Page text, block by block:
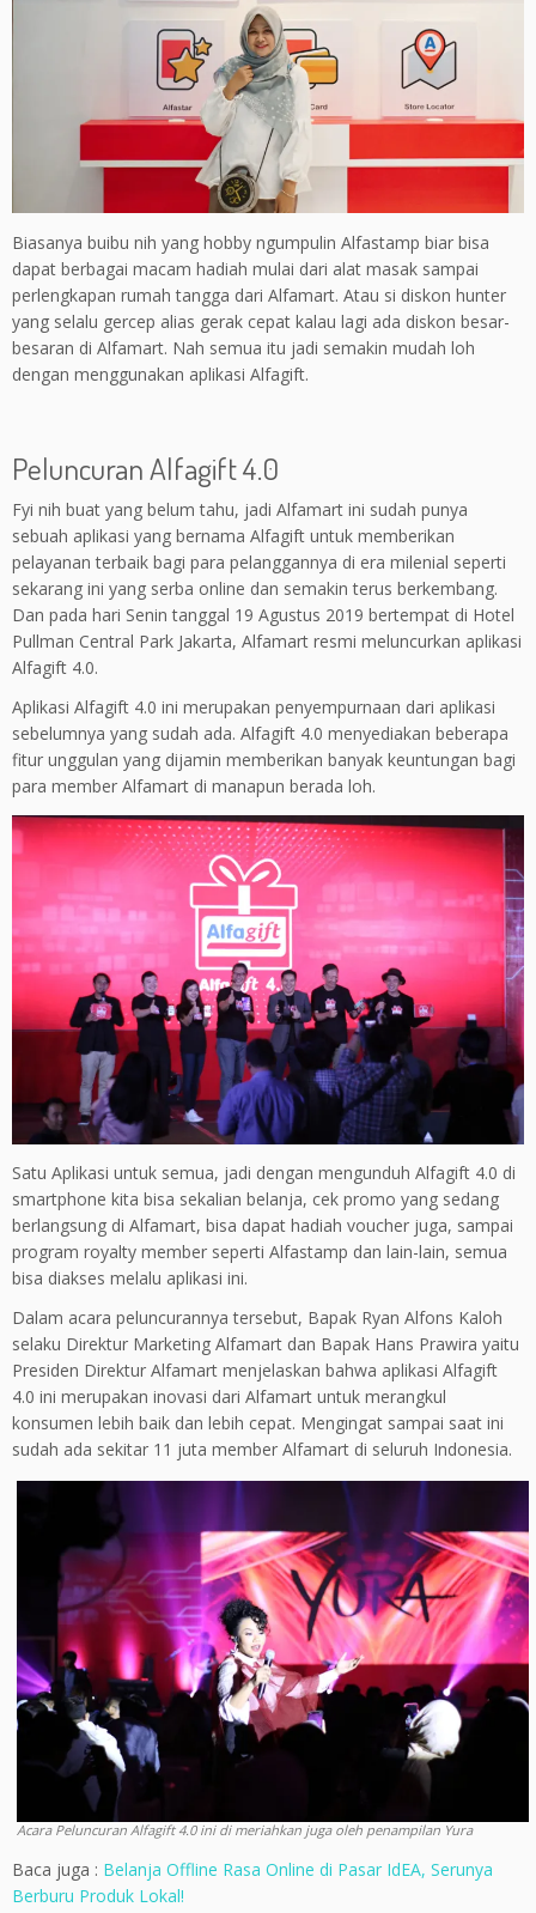
Biasanya buibu nih yang hobby ngumpulin Alfastamp biar bisa
dapat berbagai macam hadiah mulai dari alat masak sampai
perlengkapan rumah tangga dari Alfamart. Atau si diskon hunter
yang selalu gercep alias gerak cepat kalau lagi ada diskon besar-
besaran di Alfamart. Nah semua itu jadi semakin mudah loh
dengan menggunakan aplikasi Alfagift.
Peluncuran Alfagift 4.0
Fyi nih buat yang belum tahu, jadi Alfamart ini sudah punya
sebuah aplikasi yang bernama Alfagift untuk memberikan
pelayanan terbaik bagi para pelanggannya di era milenial seperti
sekarang ini yang serba online dan semakin terus berkembang.
Dan pada hari Senin tanggal 19 Agustus 2019 bertempat di Hotel
Pullman Central Park Jakarta, Alfamart resmi meluncurkan aplikasi
Alfagift 4.0.
Aplikasi Alfagift 4.0 ini merupakan penyempurnaan dari aplikasi
sebelumnya yang sudah ada. Alfagift 4.0 menyediakan beberapa
fitur unggulan yang dijamin memberikan banyak keuntungan bagi
para member Alfamart di manapun berada loh.
Satu Aplikasi untuk semua, jadi dengan mengunduh Alfagift 4.0 di
smartphone kita bisa sekalian belanja, cek promo yang sedang
berlangsung di Alfamart, bisa dapat hadiah voucher juga, sampai
program royalty member seperti Alfastamp dan lain-lain, semua
bisa diakses melalu aplikasi ini.
Dalam acara peluncurannya tersebut, Bapak Ryan Alfons Kaloh
selaku Direktur Marketing Alfamart dan Bapak Hans Prawira yaitu
Presiden Direktur Alfamart menjelaskan bahwa aplikasi Alfagift
4.0 ini merupakan inovasi dari Alfamart untuk merangkul
konsumen lebih baik dan lebih cepat. Mengingat sampai saat ini
sudah ada sekitar 11 juta member Alfamart di seluruh Indonesia.
Acara Peluncuran Alfagift 4.0 ini di meriahkan juga oleh penampilan Yura
Baca juga : Belanja Offline Rasa Online di Pasar IdEA, Serunya
Berburu Produk Lokal!